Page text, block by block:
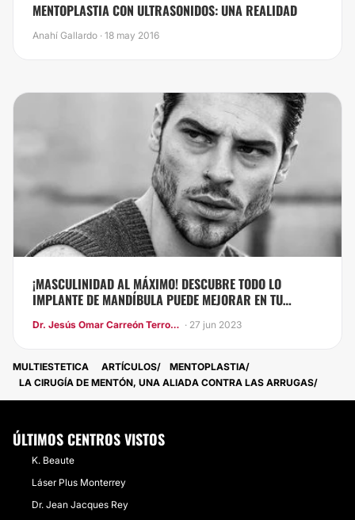
MENTOPLASTIA CON ULTRASONIDOS: UNA REALIDAD
Anahí Gallardo · 18 may 2016
¡MASCULINIDAD AL MÁXIMO! DESCUBRE TODO LO
IMPLANTE DE MANDÍBULA PUEDE MEJORAR EN TU
ROSTRO
Dr. Jesús Omar Carreón Terrones · 27 jun 2023
MULTIESTETICA ARTÍCULOS
MENTOPLASTIA
LA CIRUGÍA DE MENTÓN, UNA ALIADA CONTRA LAS ARRUGAS
ÚLTIMOS CENTROS VISTOS
K. Beaute
Láser Plus Monterrey
Dr. Jean Jacques Rey